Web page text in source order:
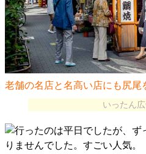
老舗の名店と名高い店にも尻尾
いったん